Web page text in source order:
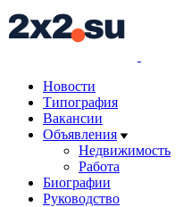
Новости
Типография
Вакансии
Объявления
Недвижимость
Работа
Биографии
Руководство